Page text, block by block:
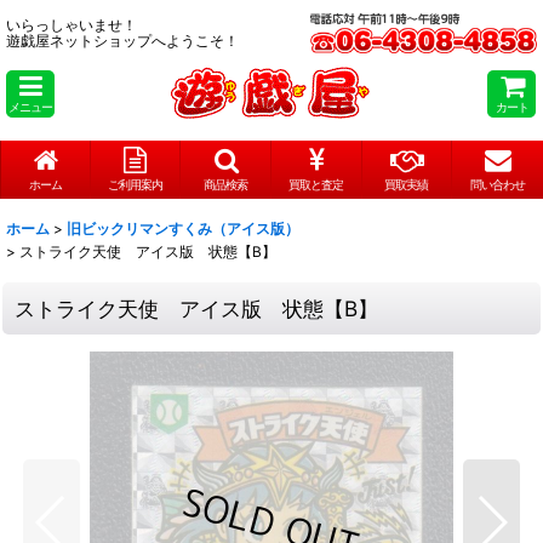
いらっしゃいませ！
遊戯屋ネットショップへようこそ！
メニュー カート
ホーム ご利用案内 商品検索 買取と査定 買取実績 問い合わせ
ホーム > 旧ビックリマンすくみ（アイス版）
> ストライク天使 アイス版 状態【B】
ストライク天使 アイス版 状態【B】